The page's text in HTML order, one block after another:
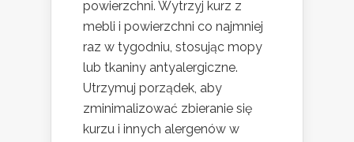
powierzchni. Wytrzyj kurz z
mebli i powierzchni co najmniej
raz w tygodniu, stosując mopy
lub tkaniny antyalergiczne.
Utrzymuj porządek, aby
zminimalizować zbieranie się
kurzu i innych alergenów w